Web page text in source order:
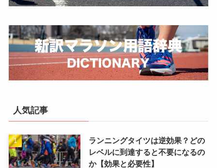
人気記事
ランニングタイツは逆効果？どの
レベルに到達すると不要になるの
か【効果と必要性】